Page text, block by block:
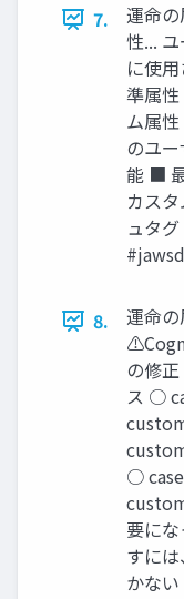
7.
運命
性...
に使
準属
ム属
のユ
能 ■
カス
ュタ
8.
運命
の修
ス ○
○
要に
すに
かな